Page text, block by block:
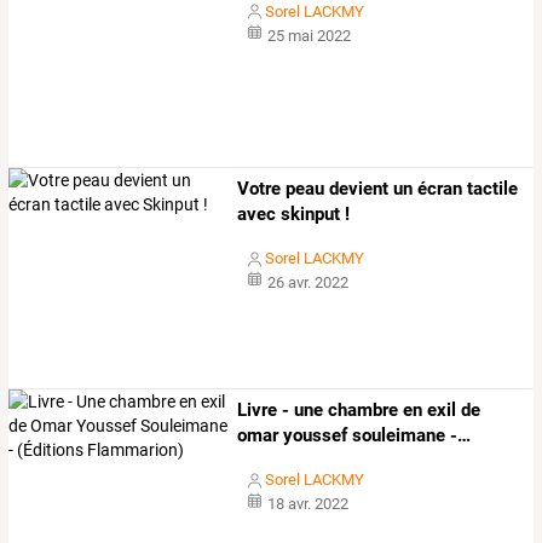
Sorel LACKMY
25 mai 2022
Votre peau devient un écran tactile
avec skinput !
Sorel LACKMY
26 avr. 2022
Livre - une chambre en exil de
omaryoussefsouleimane -…
Sorel LACKMY
18 avr. 2022